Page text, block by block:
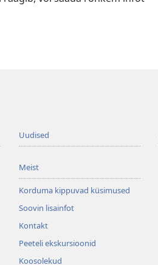
Uudised
Meist
Korduma kippuvad küsimused
Soovin lisainfot
Kontakt
Peeteli ekskursioonid
Koosolekud